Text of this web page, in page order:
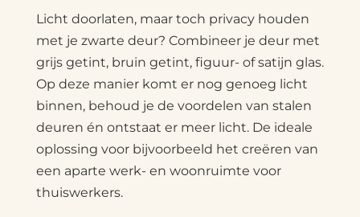
Licht doorlaten, maar toch privacy houden
met je zwarte deur? Combineer je deur met
grijs getint, bruin getint, figuur- of satijn glas.
Op deze manier komt er nog genoeg licht
binnen, behoud je de voordelen van stalen
deuren én ontstaat er meer licht. De ideale
oplossing voor bijvoorbeeld het creëren van
een aparte werk- en woonruimte voor
thuiswerkers.